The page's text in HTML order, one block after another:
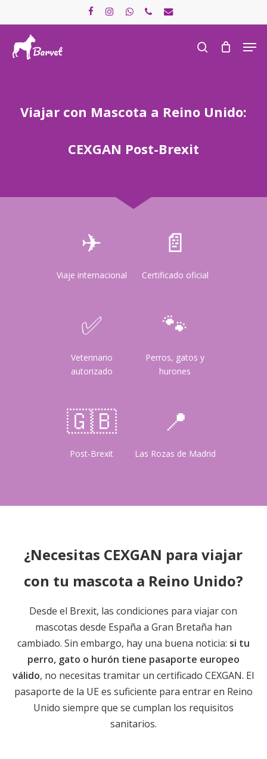
to
content
facebookinstagramwhatsappphoneemail
search
Viajar con Mascota a Reino Unido:
CEXGAN Post-Brexit
✈
Viaje internacional
📄
Certificado oficial
✅
Veterinario
autorizado
🐾
Perros, gatos y
hurones
🇬🇧
Post-Brexit
📍
Las Rozas de Madrid
¿Necesitas CEXGAN para viajar
con tu mascota a Reino Unido?
Desde el Brexit, las condiciones para viajar con
mascotas desde España a Gran Bretaña han
cambiado. Sin embargo, hay una buena noticia: si tu
perro, gato o hurón tiene pasaporte europeo
válido, no necesitas tramitar un certificado CEXGAN. El
pasaporte de la UE es suficiente para entrar en Reino
Unido siempre que se cumplan los requisitos
sanitarios.